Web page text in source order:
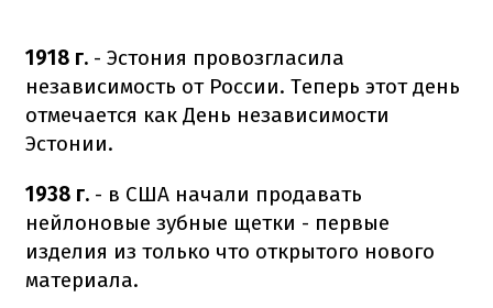
1918 г. - Эстония провозгласила
независимость от России. Теперь этот день
отмечается как День независимости
Эстонии.
1938 г. - в США начали продавать
нейлоновые зубные щетки - первые
изделия из только что открытого нового
материала.